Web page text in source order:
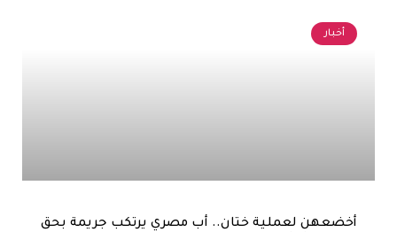
أخبار
أخضعهن لعملية ختان.. أب مصري يرتكب جريمة بحق